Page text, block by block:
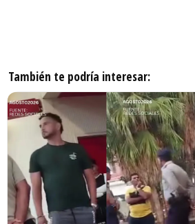
También te podría interesar: